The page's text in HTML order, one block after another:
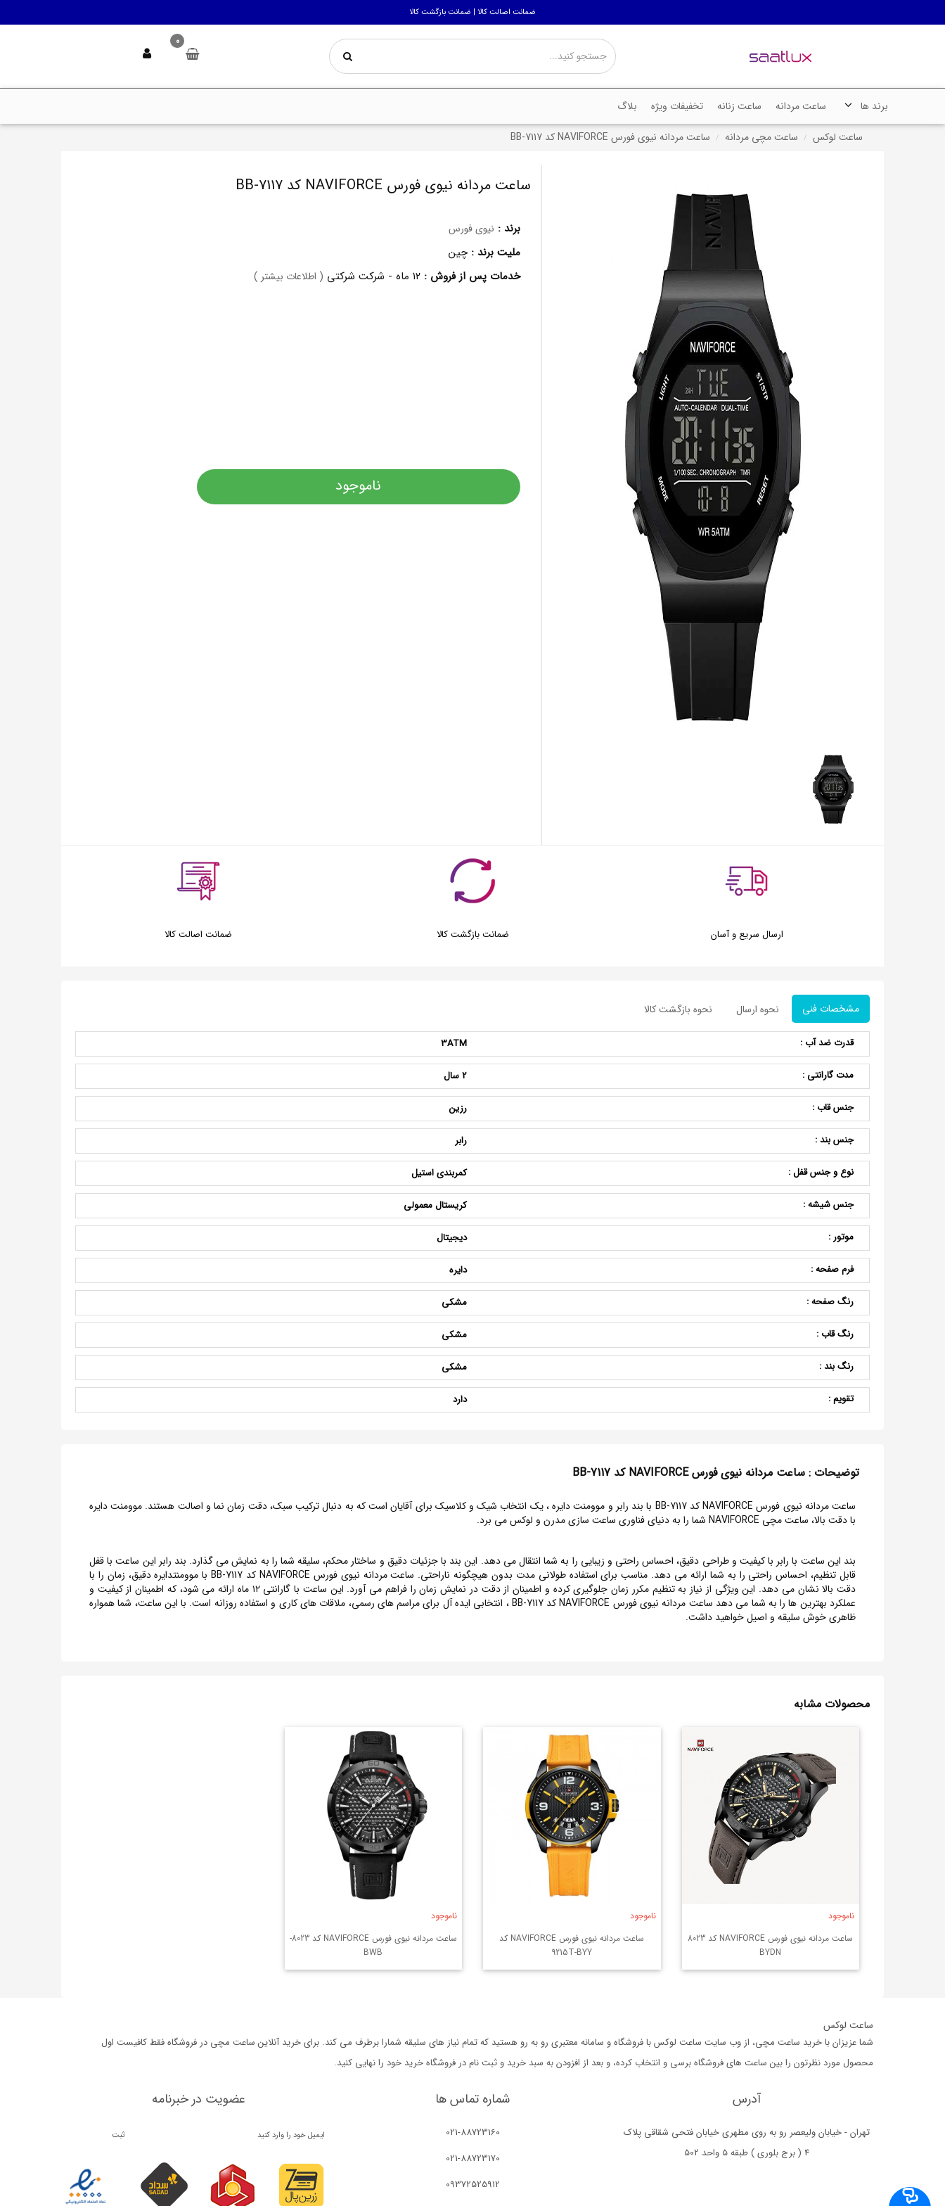
ضمانت اصالت کالا | ضمانت بازگشت کالا
0
برند ها ساعت مردانه ساعت زنانه تخفیفات ویژه
بلاگ
ساعت لوکس
ساعت مچی مردانه ساعت مردانه نیوی فورس NAVIFORCE کد 7117-BB
ساعت مردانه نیوی فورس NAVIFORCE کد 7117-BB
برند : نیوی فورس
ملیت برند :چین
خدمات پس از فروش :۱۲ ماه - شرکت شرکتی ( اطلاعات بیشتر )
ناموجود
ارسال سریع و آسان ضمانت بازگشت کالا ضمانت اصالت کالا
مشخصات فنی نحوه ارسال نحوه بازگشت کالا
قدرت ضد آب : 3ATM
مدت گارانتی : 2 سال
جنس قاب : رزین
جنس بند : رابر
نوع و جنس قفل : کمربندی استیل
جنس شیشه : کریستال معمولی
موتور : دیجیتال
فرم صفحه : دایره
رنگ صفحه : مشکی
رنگ قاب : مشکی
رنگ بند : مشکی
تقویم : دارد
توضیحات : ساعت مردانه نیوی فورس NAVIFORCE کد 7117-BB
ساعت مردانه نیوی فورس NAVIFORCE کد 7117-BB با بند رابر و موومنت دایره ، یک انتخاب شیک و کلاسیک برای آقایان است که به دنبال ترکیب سبک، دقت زمان نما و اصالت هستند. موومنت دایره
با دقت بالا، ساعت مچی NAVIFORCE شما را به دنیای فناوری ساعت سازی مدرن و لوکس می برد.
بند این ساعت با رابر با کیفیت و طراحی دقیق، احساس راحتی و زیبایی را به شما انتقال می دهد. این بند با جزئیات دقیق و ساختار محکم، سلیقه شما را به نمایش می گذارد. بند رابر این ساعت با قفل
قابل تنظیم، احساس راحتی را به شما ارائه می دهد. مناسب برای استفاده طولانی مدت بدون هیچگونه ناراحتی. ساعت مردانه نیوی فورس NAVIFORCE کد 7117-BB با موومنتدایره دقیق، زمان را با
دقت بالا نشان می دهد. این ویژگی از نیاز به تنظیم مکرر زمان جلوگیری کرده و اطمینان از دقت در نمایش زمان را فراهم می آورد. این ساعت با گارانتی ۱۲ ماه ارائه می شود، که اطمینان از کیفیت و
عملکرد بهترین ها را به شما می دهد ساعت مردانه نیوی فورس NAVIFORCE کد 7117-BB ، انتخابی ایده آل برای مراسم های رسمی، ملاقات های کاری و استفاده روزانه است. با این ساعت، شما همواره
ظاهری خوش سلیقه و اصیل خواهید داشت.
محصولات مشابه
ناموجود
ساعت مردانه نیوی فورس NAVIFORCE کد 8023
BYDN
ناموجود
ساعت مردانه نیوی فورس NAVIFORCE کد
9215T-BYY
ناموجود
ساعت مردانه نیوی فورس NAVIFORCE کد 8023-
BWB
ساعت لوکس
شما عزیزان با خرید ساعت مچی، از وب سایت ساعت لوکس با فروشگاه و سامانه معتبری رو به رو هستید که تمام نیاز های سلیقه شمارا برطرف می کند. برای خرید آنلاین ساعت مچی در فروشگاه فقط کافیست اول
محصول مورد نظرتون را بین ساعت های فروشگاه برسی و انتخاب کرده، و بعد از افزودن به سبد خرید و ثبت نام در فروشگاه خرید خود را نهایی کنید.
آدرس
تهران - خیابان ولیعصر رو به روی مطهری خیابان فتحی شقاقی پلاک
4 ( برج بلوری ) طبقه 5 واحد 502
شماره تماس ها
021-88723160
021-88723170
09372525912
عضویت در خبرنامه
ثبت